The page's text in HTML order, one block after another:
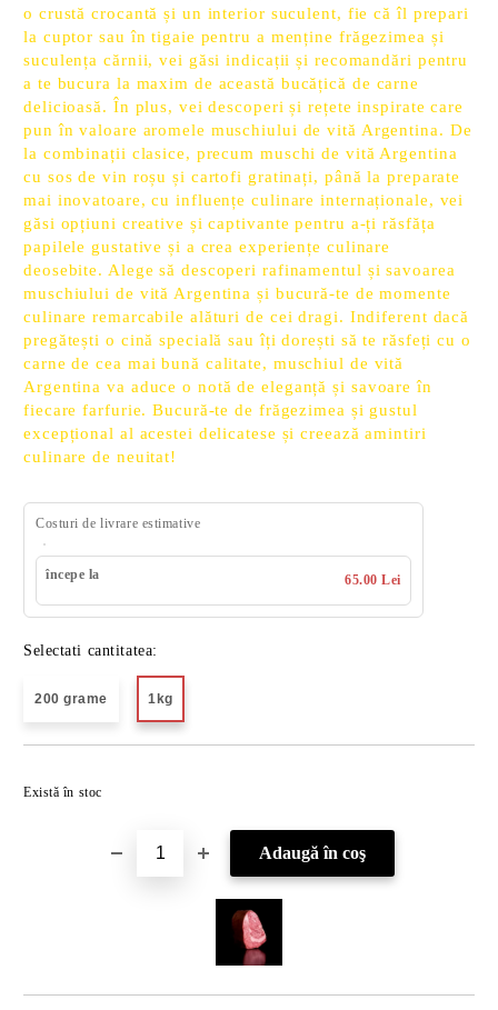
o crustă crocantă și un interior suculent, fie că îl prepari
la cuptor sau în tigaie pentru a menține frăgezimea și
suculența cărnii, vei găsi indicații și recomandări pentru
a te bucura la maxim de această bucățică de carne
delicioasă. În plus, vei descoperi și rețete inspirate care
pun în valoare aromele muschiului de vită Argentina. De
la combinații clasice, precum muschi de vită Argentina
cu sos de vin roșu și cartofi gratinați, până la preparate
mai inovatoare, cu influențe culinare internaționale, vei
găsi opțiuni creative și captivante pentru a-ți răsfăța
papilele gustative și a crea experiențe culinare
deosebite. Alege să descoperi rafinamentul și savoarea
muschiului de vită Argentina și bucură-te de momente
culinare remarcabile alături de cei dragi. Indiferent dacă
pregătești o cină specială sau îți dorești să te răsfeți cu o
carne de cea mai bună calitate, muschiul de vită
Argentina va aduce o notă de eleganță și savoare în
fiecare farfurie. Bucură-te de frăgezimea și gustul
excepțional al acestei delicatese și creează amintiri
culinare de neuitat!
Costuri de livrare estimative
începe la 65.00 Lei
Selectati cantitatea:
200 grame 1kg
Există în stoc